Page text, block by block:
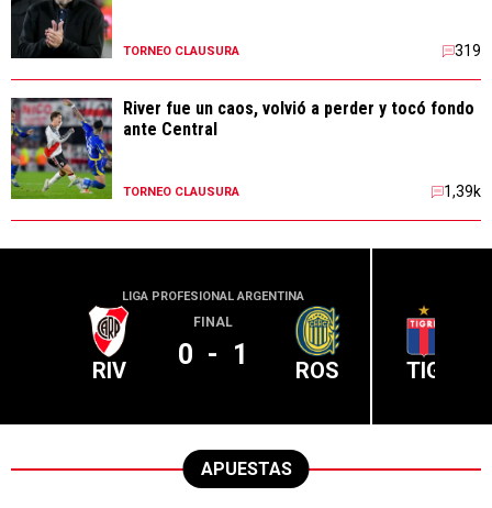
TORNEO CLAUSURA 319
River fue un caos, volvió a perder y tocó fondo
ante Central
TORNEO CLAUSURA 1,39k
LIGA PROFESIONAL ARGENTINA
RIV
FINAL
0 - 1 ROS TIG
APUESTAS